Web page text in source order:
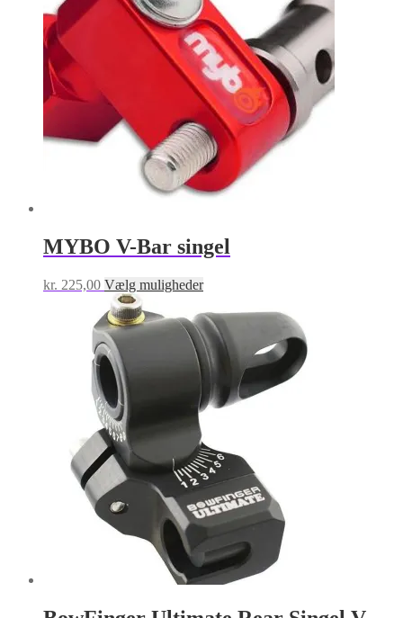
MYBO V-Bar singel
kr. 225,00 Vælg mulighederDette
har
flere
varianter.
Mulighederne
vælges
på